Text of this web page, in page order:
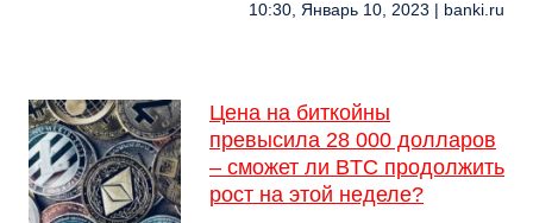
10:30, Январь 10, 2023 | banki.ru
Цена на биткойны
превысила 28 000 долларов
– сможет ли BTC продолжить
рост на этой неделе?